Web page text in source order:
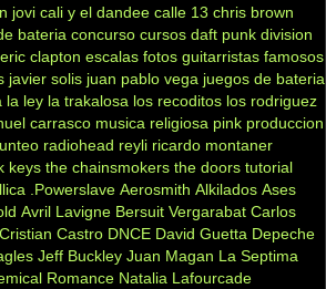
jovi cali y el dandee calle 13 chris brown
bateria concurso cursos daft punk division
eric clapton escalas fotos guitarristas famosos
javier solis juan pablo vega juegos de bateria
la ley la trakalosa los recoditos los rodriguez
carrasco musica religiosa pink produccion
radiohead reyli ricardo montaner
keys the chainsmokers the doors tutorial
.Powerslave Aerosmith Alkilados Ases
Avril Lavigne Bersuit Vergarabat Carlos
Cristian Castro DNCE David Guetta Depeche
Jeff Buckley Juan Magan La Septima
Romance Natalia Lafourcade